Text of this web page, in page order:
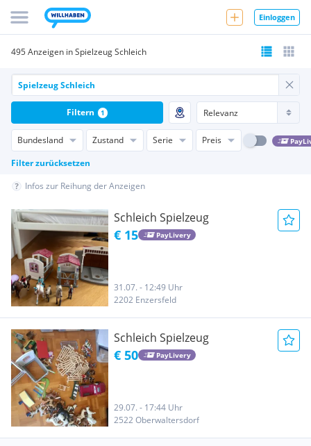
Einloggen
495 Anzeigen in Spielzeug Schleich
Bundesland Zustand Serie Preis
Filter zurücksetzen
Filtern 1
Infos zur Reihung der Anzeigen
Schleich Spielzeug
€ 15 PayLivery
31.07. - 12:49 Uhr
2202 Enzersfeld
Schleich Spielzeug
€ 50 PayLivery
29.07. - 17:44 Uhr
2522 Oberwaltersdorf